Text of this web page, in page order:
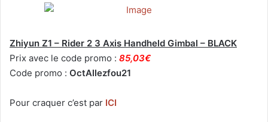
Zhiyun Z1 – Rider 2 3 Axis Handheld Gimbal – BLACK
Prix avec le code promo : 85,03€
Code promo : OctAllezfou21
Pour craquer c’est par ICI